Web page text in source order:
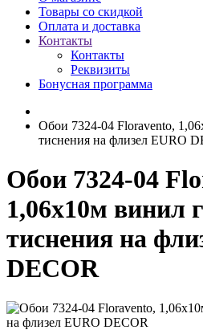
Товары со скидкой
Оплата и доставка
Контакты
Контакты
Реквизиты
Бонусная программа
Обои 7324-04 Floravento,
тиснения на флизел EURO
Обои 7324-04
1,06х10м винил
тиснения на
DECOR